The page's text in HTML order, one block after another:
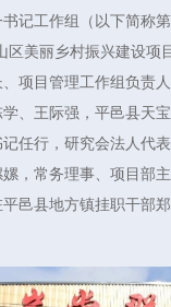
记工作组（以下简称
区美丽乡村振兴建设项
项目管理工作组负责
、王际强，平邑县天
任行，研究会法人代
，常务理事、项目部
平邑县地方镇挂职干部